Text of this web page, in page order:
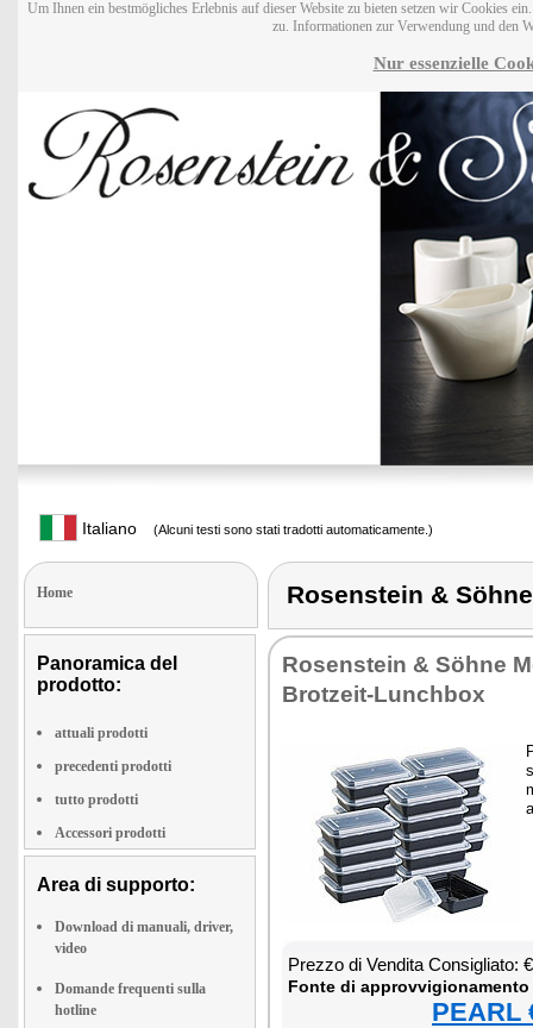
Um Ihnen ein bestmögliches Erlebnis auf dieser Website zu bieten setzen wir Cookies
zu. Informationen zur Verwendung und den
Nur essenzielle
Italiano (Alcuni testi sono stati tradotti automaticamente.)
Home
Panoramica del
prodotto:
attuali prodotti
precedenti prodotti
tutto prodotti
Accessori prodotti
Area di supporto:
Download di manuali, driver,
video
Domande frequenti sulla
hotline
Rosenstein &
Ro­sen­stein & Söhne
Bro­tzeit-Lunch­box
Prez­zo di Ven­di­ta Con­si­glia­to:
Fon­te di
PEARL